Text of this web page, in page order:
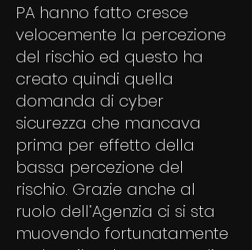
PA hanno fatto cresce
velocemente la percezione
del rischio ed questo ha
creato quindi quella
domanda di cyber
sicurezza che mancava
prima per effetto della
bassa percezione del
rischio. Grazie anche al
ruolo dell‘Agenzia ci si sta
muovendo fortunatamente